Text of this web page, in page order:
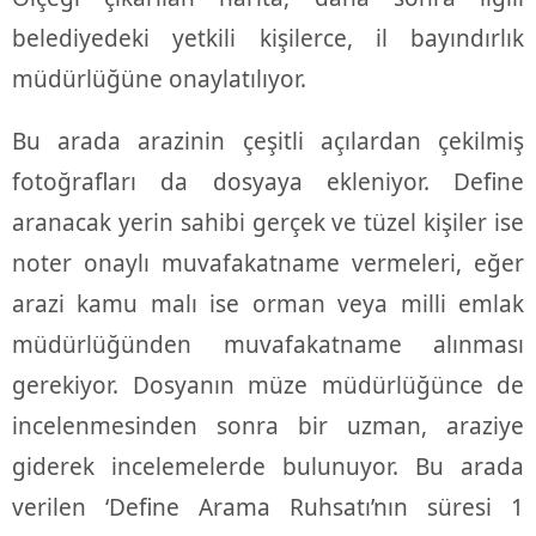
belediyedeki yetkili kişilerce, il bayındırlık
müdürlüğüne onaylatılıyor.
Bu arada arazinin çeşitli açılardan çekilmiş
fotoğrafları da dosyaya ekleniyor. Define
aranacak yerin sahibi gerçek ve tüzel kişiler ise
noter onaylı muvafakatname vermeleri, eğer
arazi kamu malı ise orman veya milli emlak
müdürlüğünden muvafakatname alınması
gerekiyor. Dosyanın müze müdürlüğünce de
incelenmesinden sonra bir uzman, araziye
giderek incelemelerde bulunuyor. Bu arada
verilen ‘Define Arama Ruhsatı’nın süresi 1